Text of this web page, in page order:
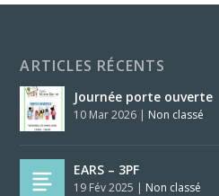
ARTICLES RÉCENTS
Journée porte ouverte
10 Mar 2026 | Non classé
EARS – 3PF
19 Fév 2025 | Non classé